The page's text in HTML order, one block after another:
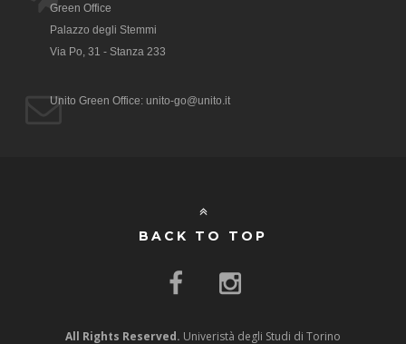
Green Office
Palazzo degli Stemmi
Via Po, 31 - Stanza 233
Unito Green Office: unito-go@unito.it
BACK TO TOP
All Rights Reserved. Univeristà degli Studi di Torino